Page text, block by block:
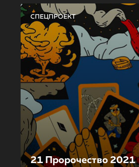
СПЕЦПРОЕКТ
21 Пророчество 2021